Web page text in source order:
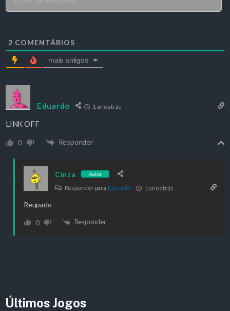
2 COMENTÁRIOS
mais antigos
Eduardo 1 ano atrás
LINK OFF
0 Responder
Cinza Autor
Responder para Eduardo 1 ano atrás
Reupado
0 Responder
Últimos Jogos